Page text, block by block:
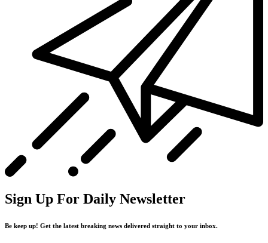
Sign Up For Daily Newsletter
Be keep up! Get the latest breaking news delivered straight to your inbox.